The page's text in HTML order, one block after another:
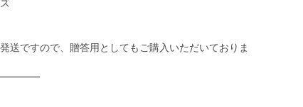
送ですので、贈答用としてもご購入いただいておりま